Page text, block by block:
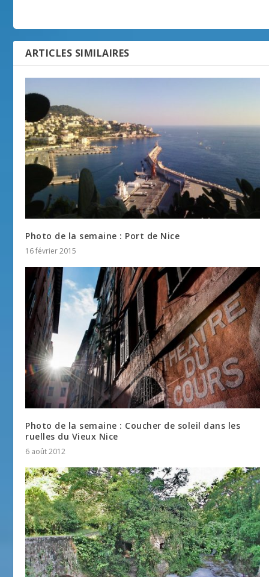
ARTICLES SIMILAIRES
Photo de la semaine : Port de Nice
16 février 2015
Photo de la semaine : Coucher de soleil dans les
ruelles du Vieux Nice
6 août 2012